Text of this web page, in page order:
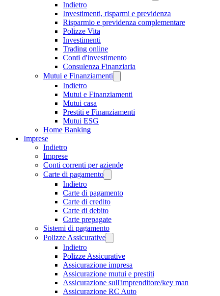
Indietro
Investimenti, risparmi e previdenza
Risparmio e previdenza complementare
Polizze Vita
Investimenti
Trading online
Conti d'investimento
Consulenza Finanziaria
Mutui e Finanziamenti
Indietro
Mutui e Finanziamenti
Mutui casa
Prestiti e Finanziamenti
Mutui ESG
Home Banking
Imprese
Indietro
Imprese
Conti correnti per aziende
Carte di pagamento
Indietro
Carte di pagamento
Carte di credito
Carte di debito
Carte prepagate
Sistemi di pagamento
Polizze Assicurative
Indietro
Polizze Assicurative
Assicurazione impresa
Assicurazione mutui e prestiti
Assicurazione sull'imprenditore/key man
Assicurazione RC Auto